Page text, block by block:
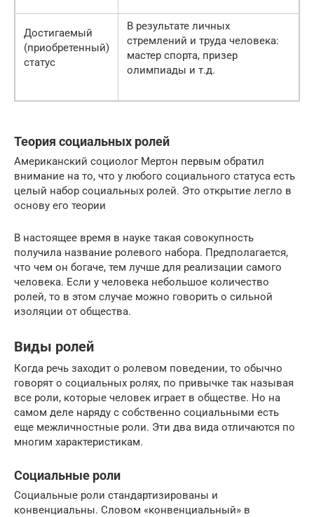
Достигаемый
(приобретенный)
статус
В результате личных
стремлений и труда человека:
мастер спорта, призер
олимпиады и т.д.
Теория социальных ролей
Американский социолог Мертон первым обратил
внимание на то, что у любого социального статуса есть
целый набор социальных ролей. Это открытие легло в
основу его теории
В настоящее время в науке такая совокупность
получила название ролевого набора. Предполагается,
что чем он богаче, тем лучше для реализации самого
человека. Если у человека небольшое количество
ролей, то в этом случае можно говорить о сильной
изоляции от общества.
Виды ролей
Когда речь заходит о ролевом поведении, то обычно
говорят о социальных ролях, по привычке так называя
все роли, которые человек играет в обществе. Но на
самом деле наряду с собственно социальными есть
еще межличностные роли. Эти два вида отличаются по
многим характеристикам.
Социальные роли
Социальные роли стандартизированы и
конвенциальны. Словом «конвенциальный» в